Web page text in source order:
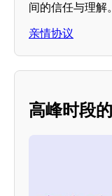
间的信任与理解。
亲情协议
高峰时段